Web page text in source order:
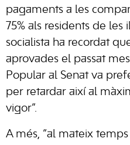
pagaments a les
75% als residents de les
socialista ha recordat
aprovades el passat
Popular al Senat va
per retardar així al
vigor”.
A més, “al mateix